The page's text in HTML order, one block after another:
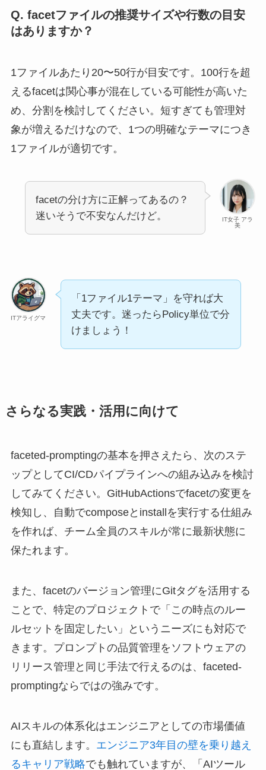
Q. facetファイルの推奨サイズや行数の目安
はありますか？
1ファイルあたり20〜50行が目安です。100行を超
えるfacetは関心事が混在している可能性が高いた
め、分割を検討してください。短すぎても管理対
象が増えるだけなので、1つの明確なテーマにつき
1ファイルが適切です。
IT女子 アラ
美
facetの分け方に正解ってあるの？
迷いそうで不安なんだけど。
ITアライグマ
「1ファイル1テーマ」を守れば大
丈夫です。迷ったらPolicy単位で分
けましょう！
さらなる実践・活用に向けて
faceted-promptingの基本を押さえたら、次のステ
ップとしてCI/CDパイプラインへの組み込みを検討
してみてください。GitHubActionsでfacetの変更を
検知し、自動でcomposeとinstallを実行する仕組み
を作れば、チーム全員のスキルが常に最新状態に
保たれます。
また、facetのバージョン管理にGitタグを活用する
ことで、特定のプロジェクトで「この時点のルー
ルセットを固定したい」というニーズにも対応で
きます。プロンプトの品質管理をソフトウェアの
リリース管理と同じ手法で行えるのは、faceted-
promptingならではの強みです。
AIスキルの体系化はエンジニアとしての市場価値
にも直結します。 エンジニア3年目の壁を乗り越え
るキャリア戦略でも触れていますが、「AIツール